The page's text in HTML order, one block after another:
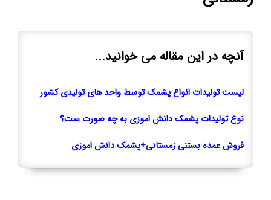
آنچه در این مقاله می خوانید...
لیست تولیدات انواع پشمک توسط واحد های تولیدی کشور
نوع تولیدات پشمک دانش اموزی به چه صورت ست؟
فروش عمده بستنی زمستانی+پشمک دانش اموزی